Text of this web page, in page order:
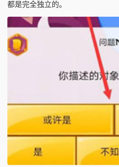
都是完全独立的。